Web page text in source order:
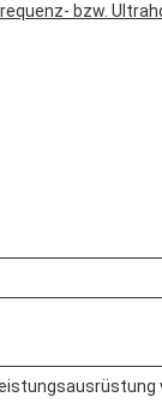
bzw.